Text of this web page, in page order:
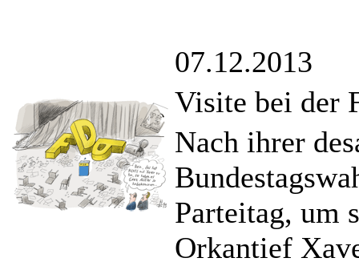
07.12.2013
Visite bei der
Nach ihrer
Parteitag, um
Orkantief